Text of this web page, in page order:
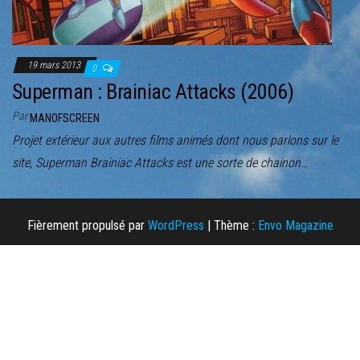
19 mars 2013 0
Superman : Brainiac Attacks (2006)
ParMANOFSCREEN
Projet extérieur aux autres films animés dont nous parlons sur le
site, Superman Brainiac Attacks est une sorte de chainon…
Fièrement propulsé par WordPress Thème : Envo Magazine